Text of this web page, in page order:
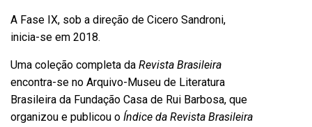
A Fase IX, sob a direção de Cicero Sandroni,
inicia-se em 2018.
Uma coleção completa da Revista Brasileira
encontra-se no Arquivo-Museu de Literatura
Brasileira da Fundação Casa de Rui Barbosa, que
organizou e publicou o Índice da Revista Brasileira